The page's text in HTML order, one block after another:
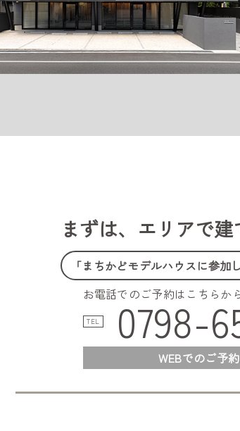
まずは、エリアで
「まちかどモデルハウスに参加
お電話でのご予約はこちらか
TEL 0798-
WEBでのご予